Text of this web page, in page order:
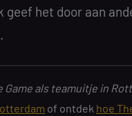
geef het door aan
Game als teamuitje in
of ontdek hoe